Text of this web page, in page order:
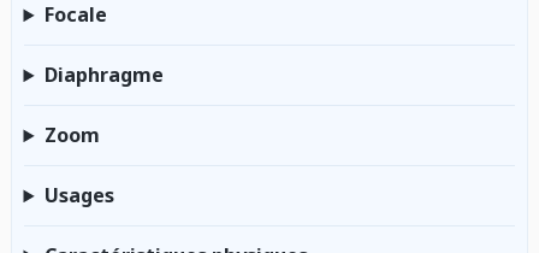
Focale
Diaphragme
Zoom
Usages